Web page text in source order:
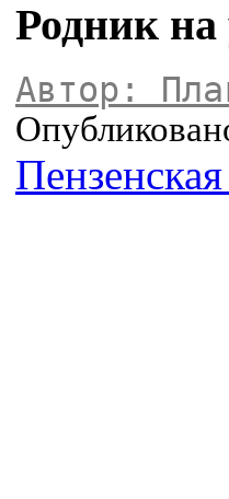
Родник
Автор: